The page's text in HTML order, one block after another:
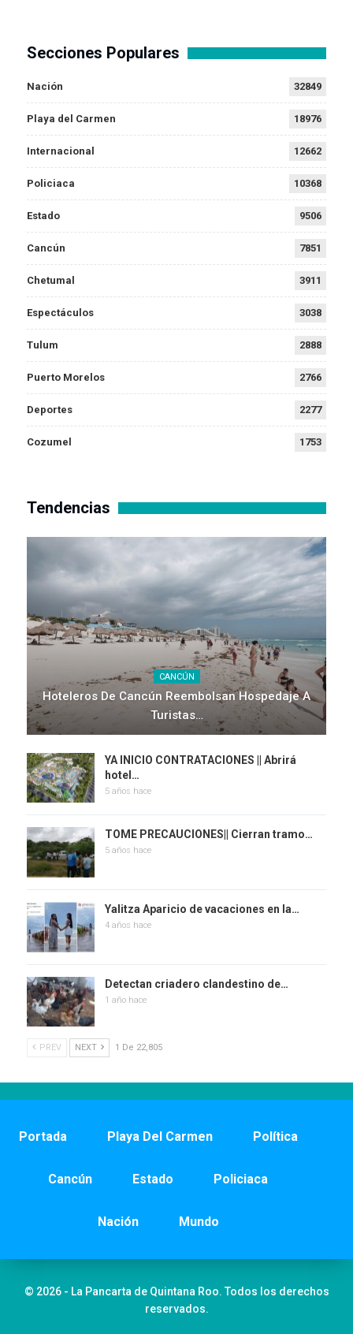
Secciones Populares
Nación 32849
Playa del Carmen 18976
Internacional 12662
Policiaca 10368
Estado 9506
Cancún 7851
Chetumal 3911
Espectáculos 3038
Tulum 2888
Puerto Morelos 2766
Deportes 2277
Cozumel 1753
Tendencias
CANCÚN
Hoteleros De Cancún Reembolsan Hospedaje A
Turistas…
YA INICIO CONTRATACIONES || Abrirá
hotel…
5 años hace
TOME PRECAUCIONES|| Cierran tramo…
5 años hace
Yalitza Aparicio de vacaciones en la…
4 años hace
Detectan criadero clandestino de…
1 año hace
PREV NEXT 1 De 22,805
Portada Playa Del Carmen Política
Cancún Estado Policiaca
Nación Mundo
© 2026 - La Pancarta de Quintana Roo. Todos los derechos
reservados.